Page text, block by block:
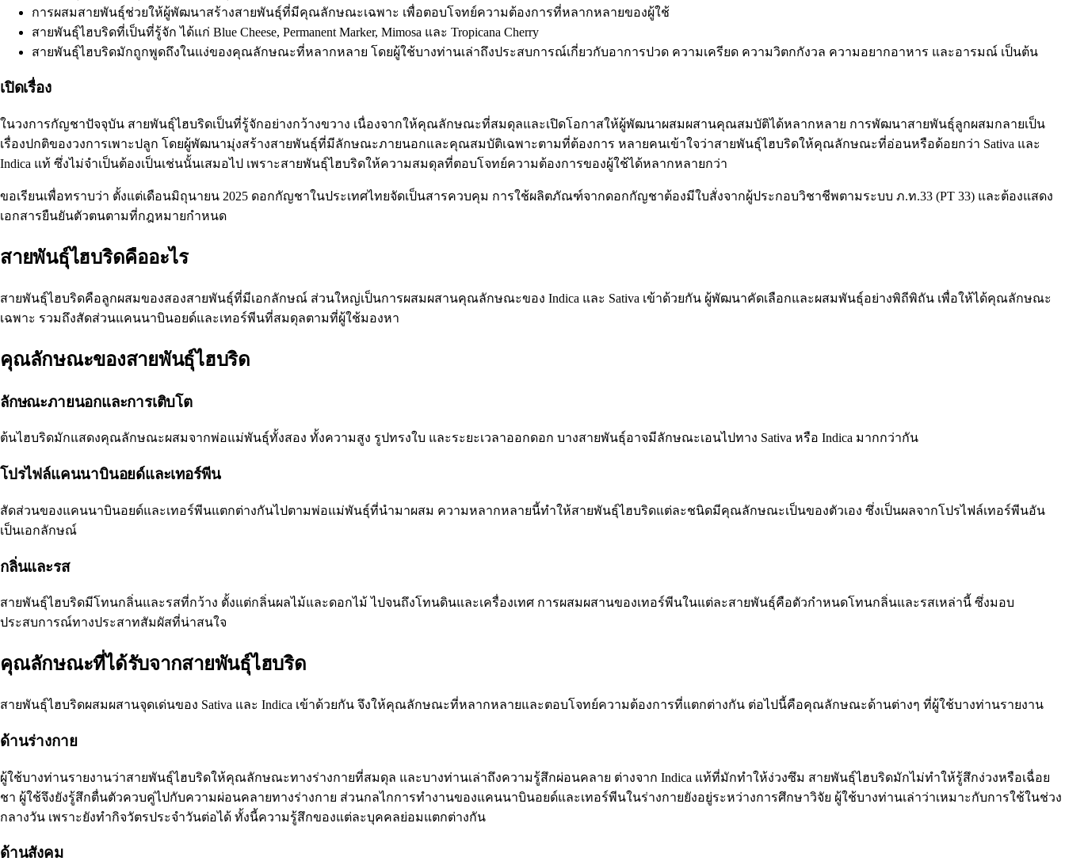
การผสมสายพันธุ์ช่วยให้ผู้พัฒนาสร้างสายพันธุ์ที่มีคุณลักษณะเฉพาะ เพื่อตอบโจทย์ความต้องการที่หลากหลายของผู้ใช้
สายพันธุ์ไฮบริดที่เป็นที่รู้จัก ได้แก่ Blue Cheese, Permanent Marker, Mimosa และ Tropicana Cherry
สายพันธุ์ไฮบริดมักถูกพูดถึงในแง่ของคุณลักษณะที่หลากหลาย โดยผู้ใช้บางท่านเล่าถึงประสบการณ์เกี่ยวกับอาการปวด ความเครียด ความวิตกกังวล ความอยากอาหาร และอารมณ์ เป็นต้น
เปิดเรื่อง
ในวงการกัญชาปัจจุบัน สายพันธุ์ไฮบริดเป็นที่รู้จักอย่างกว้างขวาง เนื่องจากให้คุณลักษณะที่สมดุลและเปิดโอกาสให้ผู้พัฒนาผสมผสานคุณสมบัติได้หลากหลาย การพัฒนาสายพันธุ์ลูกผสมกลายเป็น
เรื่องปกติของวงการเพาะปลูก โดยผู้พัฒนามุ่งสร้างสายพันธุ์ที่มีลักษณะภายนอกและคุณสมบัติเฉพาะตามที่ต้องการ หลายคนเข้าใจว่าสายพันธุ์ไฮบริดให้คุณลักษณะที่อ่อนหรือด้อยกว่า Sativa และ
Indica แท้ ซึ่งไม่จำเป็นต้องเป็นเช่นนั้นเสมอไป เพราะสายพันธุ์ไฮบริดให้ความสมดุลที่ตอบโจทย์ความต้องการของผู้ใช้ได้หลากหลายกว่า
ขอเรียนเพื่อทราบว่า ตั้งแต่เดือนมิถุนายน 2025 ดอกกัญชาในประเทศไทยจัดเป็นสารควบคุม การใช้ผลิตภัณฑ์จากดอกกัญชาต้องมีใบสั่งจากผู้ประกอบวิชาชีพตามระบบ ภ.ท.33 (PT 33) และต้องแสดง
เอกสารยืนยันตัวตนตามที่กฎหมายกำหนด
สายพันธุ์ไฮบริดคืออะไร
สายพันธุ์ไฮบริดคือลูกผสมของสองสายพันธุ์ที่มีเอกลักษณ์ ส่วนใหญ่เป็นการผสมผสานคุณลักษณะของ Indica และ Sativa เข้าด้วยกัน ผู้พัฒนาคัดเลือกและผสมพันธุ์อย่างพิถีพิถัน เพื่อให้ได้คุณลักษณะ
เฉพาะ รวมถึงสัดส่วนแคนนาบินอยด์และเทอร์พีนที่สมดุลตามที่ผู้ใช้มองหา
คุณลักษณะของสายพันธุ์ไฮบริด
ลักษณะภายนอกและการเติบโต
ต้นไฮบริดมักแสดงคุณลักษณะผสมจากพ่อแม่พันธุ์ทั้งสอง ทั้งความสูง รูปทรงใบ และระยะเวลาออกดอก บางสายพันธุ์อาจมีลักษณะเอนไปทาง Sativa หรือ Indica มากกว่ากัน
โปรไฟล์แคนนาบินอยด์และเทอร์พีน
สัดส่วนของแคนนาบินอยด์และเทอร์พีนแตกต่างกันไปตามพ่อแม่พันธุ์ที่นำมาผสม ความหลากหลายนี้ทำให้สายพันธุ์ไฮบริดแต่ละชนิดมีคุณลักษณะเป็นของตัวเอง ซึ่งเป็นผลจากโปรไฟล์เทอร์พีนอัน
เป็นเอกลักษณ์
กลิ่นและรส
สายพันธุ์ไฮบริดมีโทนกลิ่นและรสที่กว้าง ตั้งแต่กลิ่นผลไม้และดอกไม้ ไปจนถึงโทนดินและเครื่องเทศ การผสมผสานของเทอร์พีนในแต่ละสายพันธุ์คือตัวกำหนดโทนกลิ่นและรสเหล่านี้ ซึ่งมอบ
ประสบการณ์ทางประสาทสัมผัสที่น่าสนใจ
คุณลักษณะที่ได้รับจากสายพันธุ์ไฮบริด
สายพันธุ์ไฮบริดผสมผสานจุดเด่นของ Sativa และ Indica เข้าด้วยกัน จึงให้คุณลักษณะที่หลากหลายและตอบโจทย์ความต้องการที่แตกต่างกัน ต่อไปนี้คือคุณลักษณะด้านต่างๆ ที่ผู้ใช้บางท่านรายงาน
ด้านร่างกาย
ผู้ใช้บางท่านรายงานว่าสายพันธุ์ไฮบริดให้คุณลักษณะทางร่างกายที่สมดุล และบางท่านเล่าถึงความรู้สึกผ่อนคลาย ต่างจาก Indica แท้ที่มักทำให้ง่วงซึม สายพันธุ์ไฮบริดมักไม่ทำให้รู้สึกง่วงหรือเฉื่อย
ชา ผู้ใช้จึงยังรู้สึกตื่นตัวควบคู่ไปกับความผ่อนคลายทางร่างกาย ส่วนกลไกการทำงานของแคนนาบินอยด์และเทอร์พีนในร่างกายยังอยู่ระหว่างการศึกษาวิจัย ผู้ใช้บางท่านเล่าว่าเหมาะกับการใช้ในช่วง
กลางวัน เพราะยังทำกิจวัตรประจำวันต่อได้ ทั้งนี้ความรู้สึกของแต่ละบุคคลย่อมแตกต่างกัน
ด้านสังคม